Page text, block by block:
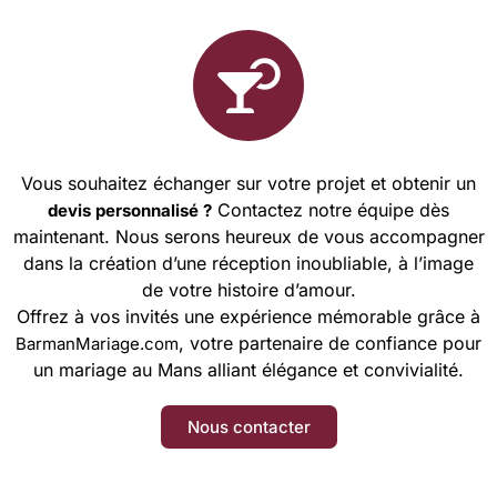
Vous souhaitez échanger sur votre projet et obtenir un
devis personnalisé ? Contactez notre équipe dès
maintenant. Nous serons heureux de vous accompagner
dans la création d’une réception inoubliable, à l’image
de votre histoire d’amour.
Offrez à vos invités une expérience mémorable grâce à
BarmanMariage.com, votre partenaire de confiance pour
un mariage au Mans alliant élégance et convivialité.
Nous contacter